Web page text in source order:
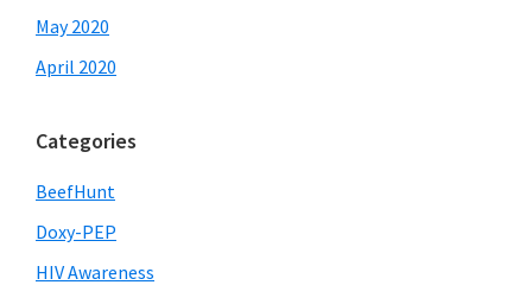
May 2020
April 2020
Categories
BeefHunt
Doxy-PEP
HIV Awareness